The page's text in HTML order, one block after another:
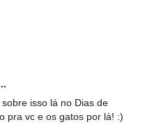
isso lá no Dias de
pra vc e os gatos por lá! :)